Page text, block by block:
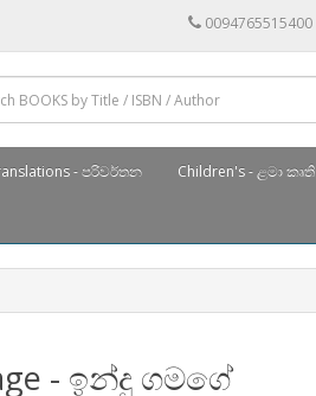
0094765515400
- පරිවර්තන Children's - ළමා කෘති
- ඉන්දු ගමගේ